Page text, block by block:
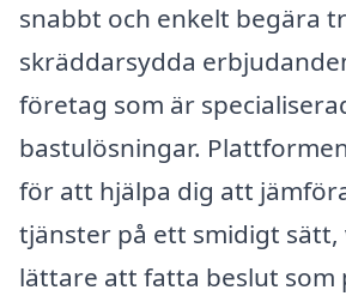
snabbt och enkelt begära
skräddarsydda
företag som är
bastulösningar.
för att hjälpa dig att
tjänster på ett smidigt
lättare att fatta beslut som